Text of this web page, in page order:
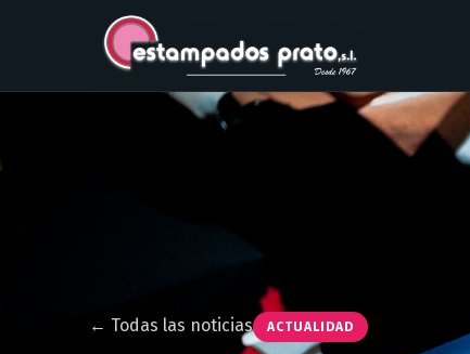
← Todas las noticias ACTUALIDAD